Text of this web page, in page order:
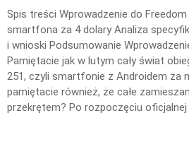
Spis treści Wprowadzenie do
smartfona za 4 dolary Analiza
i wnioski Podsumowanie
Pamiętacie jak w lutym cały świat
251, czyli smartfonie z Androidem za
pamiętacie również, że całe
przekrętem? Po rozpoczęciu oficjalnej